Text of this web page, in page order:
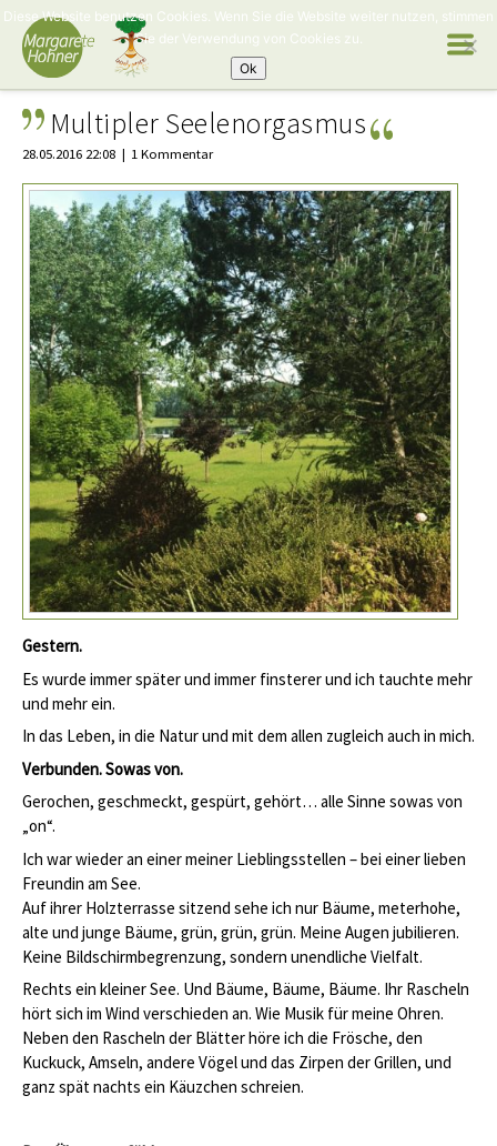
Multipler Seelenorgasmus
28.05.2016 22:08 1 Kommentar
Gestern.
Es wurde immer später und immer finsterer und ich tauchte mehr
und mehr ein.
In das Leben, in die Natur und mit dem allen zugleich auch in mich.
Verbunden. Sowas von.
Gerochen, geschmeckt, gespürt, gehört… alle Sinne sowas von
„on“.
Ich war wieder an einer meiner Lieblingsstellen – bei einer lieben
Freundin am See.
Auf ihrer Holzterrasse sitzend sehe ich nur Bäume, meterhohe,
alte und junge Bäume, grün, grün, grün. Meine Augen jubilieren.
Keine Bildschirmbegrenzung, sondern unendliche Vielfalt.
Rechts ein kleiner See. Und Bäume, Bäume, Bäume. Ihr Rascheln
hört sich im Wind verschieden an. Wie Musik für meine Ohren.
Neben den Rascheln der Blätter höre ich die Frösche, den
Kuckuck, Amseln, andere Vögel und das Zirpen der Grillen, und
ganz spät nachts ein Käuzchen schreien.
Diese Website benutzen Cookies. Wenn Sie die Website weiter nutzen, stimmen
Sie der Verwendung von Cookies zu.
Ok